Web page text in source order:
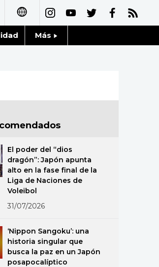
日本語
العربية
Русский
Más
Blog
Tokio
Avisos
El poder del “dios
dragón”: Japón apunta
alto en la fase final de la
Liga de Naciones de
Voleibol
31/07/2026
‘Nippon Sangoku’: una
historia singular que
busca la paz en un Japón
posapocalíptico